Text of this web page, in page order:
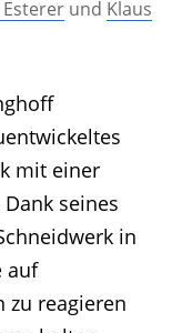
und Klaus
mit einer
seines
in
auf
zu reagieren